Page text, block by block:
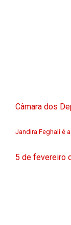
Câmara dos
Jandira Feghali é
5 de fevereiro